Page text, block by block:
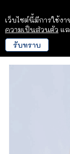
เว็บไซต์นี้มีการใช้ง
ความเป็นส่วนตัว แ
รับทราบ